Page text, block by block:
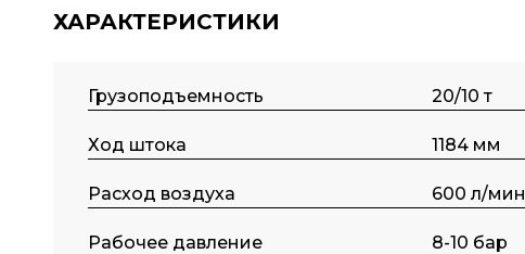
ХАРАКТЕРИСТИКИ
Грузоподъемность 20/10 т
Ход штока 1184 мм
Расход воздуха 600 л/мин
Рабочее давление 8-10 бар